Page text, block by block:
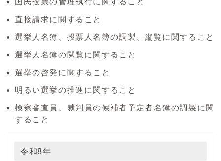
国民投票の管理執行に関すること
直接請求に関すること
選挙人名簿、投票人名簿の調製、縦覧に関すること
選挙人名簿の閲覧に関すること
選挙の啓発に関すること
明るい選挙の推進に関すること
検察審査員、裁判員の候補者予定者名簿の調製に関
すること
令和8年